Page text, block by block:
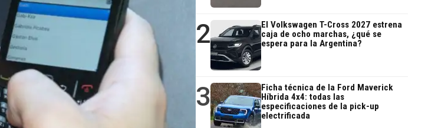
2
El Volkswagen T-Cross 2027 estrena
caja de ocho marchas, ¿qué se
espera para la Argentina?
3
Ficha técnica de la Ford Maverick
Híbrida 4x4: todas las
especificaciones de la pick-up
electrificada